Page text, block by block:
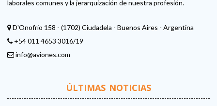
laborales comunes y la jerarquización de nuestra profesión.
D'Onofrio 158 - (1702) Ciudadela - Buenos Aires - Argentina
+54 011 4653 3016/19
info@aviones.com
ÚLTIMAS NOTICIAS